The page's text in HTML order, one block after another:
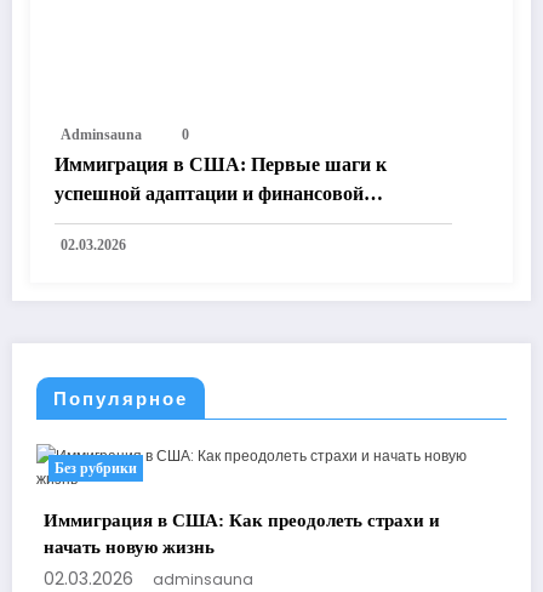
Adminsauna 0
Иммиграция в США: Первые шаги к
успешной адаптации и финансовой
независимости
02.03.2026
Популярное
Без рубрики
Иммиграция в США: Как преодолеть страхи и
начать новую жизнь
02.03.2026 adminsauna